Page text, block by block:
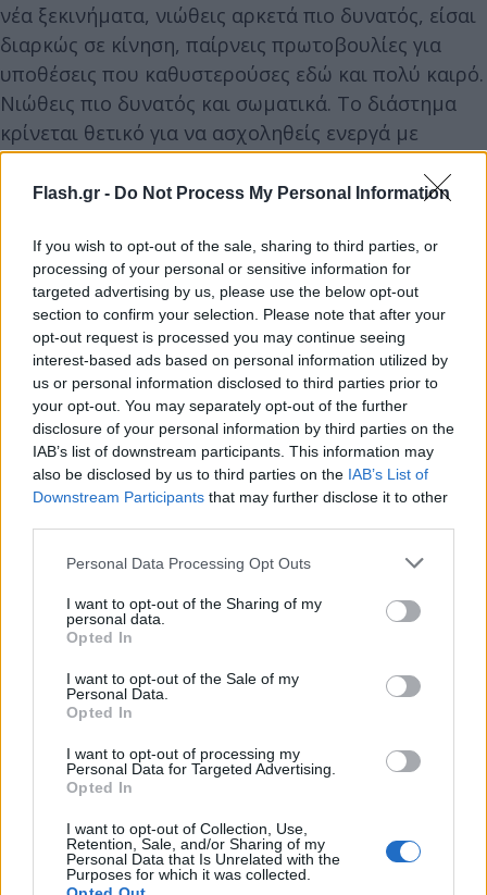
Flash.gr - Do Not Process My Personal Information
If you wish to opt-out of the sale, sharing to third parties, or
processing of your personal or sensitive information for
targeted advertising by us, please use the below opt-out
section to confirm your selection. Please note that after your
opt-out request is processed you may continue seeing
interest-based ads based on personal information utilized by
us or personal information disclosed to third parties prior to
your opt-out. You may separately opt-out of the further
disclosure of your personal information by third parties on the
IAB’s list of downstream participants. This information may
also be disclosed by us to third parties on the IAB’s List of
Downstream Participants that may further disclose it to other
Please note that this website/app uses one or more Google
not limited to your visit or usage behaviour. You may click to
grant or deny consent to Google and its third-party tags to
use your data for below specified purposes in below Google
consent section.
Personal Data Processing Opt Outs
I want to opt-out of the Sharing of my
personal data.
Opted In
I want to opt-out of the Sale of my
Personal Data.
Opted In
I want to opt-out of processing my
Personal Data for Targeted Advertising.
Opted In
I want to opt-out of Collection, Use,
Retention, Sale, and/or Sharing of my
Personal Data that Is Unrelated with the
Purposes for which it was collected.
νέα ξεκινήματα, νιώθεις αρκετά πιο δυνατός, είσαι
διαρκώς σε κίνηση, παίρνεις πρωτοβουλίες για
υποθέσεις που καθυστερούσες εδώ και πολύ καιρό.
Νιώθεις πιο δυνατός και σωματικά. Το διάστημα
κρίνεται θετικό για να ασχοληθείς ενεργά με
ζητήματα που αφορούν φυσική κατάσταση ευεξία
αλλά και για να βάλεις μπροστά σχέδια που είχες